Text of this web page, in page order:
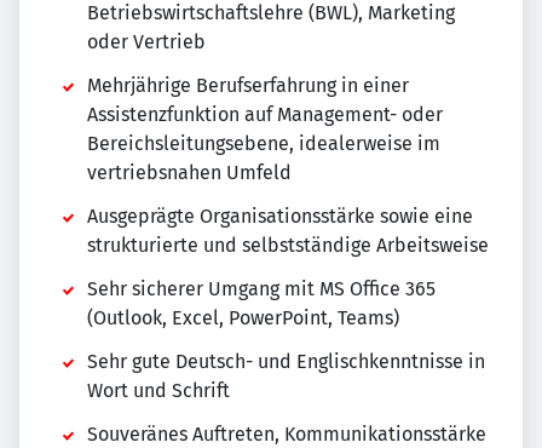
Betriebswirtschaftslehre (BWL), Marketing
oder Vertrieb
Mehrjährige Berufserfahrung in einer
Assistenzfunktion auf Management- oder
Bereichsleitungsebene, idealerweise im
vertriebsnahen Umfeld
Ausgeprägte Organisationsstärke sowie eine
strukturierte und selbstständige Arbeitsweise
Sehr sicherer Umgang mit MS Office 365
(Outlook, Excel, PowerPoint, Teams)
Sehr gute Deutsch- und Englischkenntnisse in
Wort und Schrift
Souveränes Auftreten, Kommunikationsstärke